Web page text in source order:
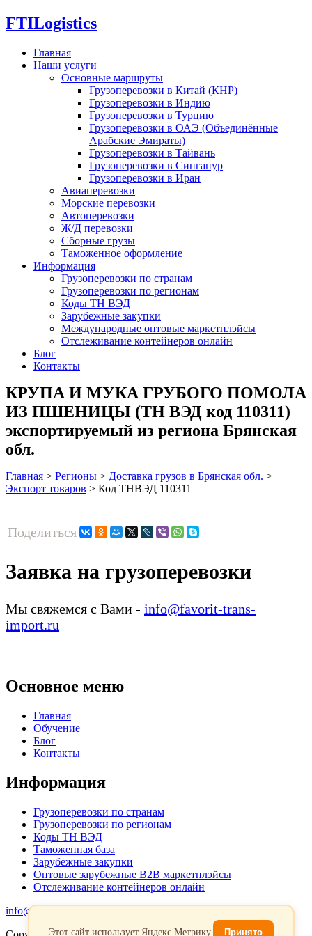
FTILogistics
Главная
Наши услуги
Основные маршруты
Грузоперевозки в Китай (КНР)
Грузоперевозки в Индию
Грузоперевозки в Турцию
Грузоперевозки в ОАЭ (Объединённые
Арабские Эмираты)
Грузоперевозки в Тайвань
Грузоперевозки в Сингапур
Грузоперевозки в Иран
Авиаперевозки
Морские перевозки
Автоперевозки
Ж/Д перевозки
Сборные грузы
Таможенное оформление
Информация
Грузоперевозки по странам
Грузоперевозки по регионам
Коды ТН ВЭД
Зарубежные закупки
Международные оптовые маркетплэйсы
Отслеживание контейнеров онлайн
Блог
Контакты
КРУПА И МУКА ГРУБОГО ПОМОЛА
ИЗ ПШЕНИЦЫ (ТН ВЭД код 110311)
экспортируемый из региона Брянская
обл.
Главная > Регионы > Доставка грузов в Брянская обл. >
Экспорт товаров > Код ТНВЭД 110311
Поделиться
Заявка на грузоперевозки
Мы свяжемся с Вами - info@favorit-trans-
import.ru
Основное меню
Главная
Обучение
Блог
Контакты
Информация
Грузоперевозки по странам
Грузоперевозки по регионам
Коды ТН ВЭД
Таможенная база
Зарубежные закупки
Оптовые зарубежные B2B маркетплэйсы
Отслеживание контейнеров онлайн
info@favorit-trans-import.ru
Этот сайт использует Яндекс.Метрику. Принято